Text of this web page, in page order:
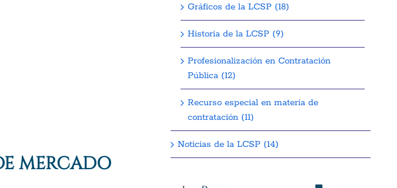
MERCADO
Gráficos de la LCSP (18)
Historia de la LCSP (9)
Profesionalización en Contratación
Pública (12)
Recurso especial en materia de
contratación (11)
Noticias de la LCSP (14)